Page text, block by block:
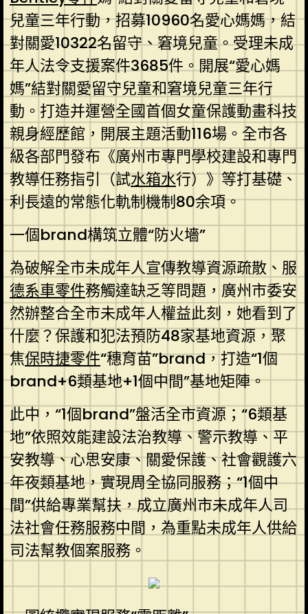
兒童三年行動，招募10960名愛心媽媽，結
對關愛10322名留守、窘境兒童。受理未成
年人法令支援案件3685件。開展“愛心媽
媽”結對關愛留守兒童和窘境兒童三年行
動。打造并運營全國首個女童保護動畫科技
親身經歷館，開展主題活動116場。全市各
級各部門發布《廣州市專門學校建設和專門
教導任務指引（試水箱水行）》等打基礎、
利長遠的常態化軌制機制80余項。
一個brand構筑立體“防火墻”
為破解全市未成年人宣傳教導資源疏散、服
德系車零件務觸達缺乏等問題，廣州市委安
然辦整合全市未成年人權益此刻，她看到了
什麼？保護和犯法預防48家基地資源，聚
焦保時捷零件“穗育苗”brand，打造“1個
brand+6類基地+1個中間”基地矩陣。
此中，“1個brand”盤活全市資源；“6類基
地”依照效能建設法治教導、警示教導、平
安教導、心思安康、關愛保護、社會觀護六
年夜類基地，實現周全協同服務；“1個中
間”供給專業幫扶，成立廣州市未成年人司
法社會任務服務中間，為重點未成年人供給
司法幫教個案服務。